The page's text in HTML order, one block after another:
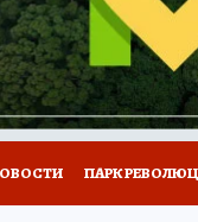
РЕКЛАМА ТЕСТЫ
ПАРК